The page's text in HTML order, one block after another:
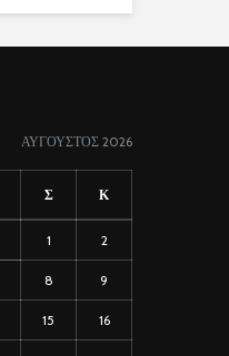
ΑΎΓΟΥΣΤΟΣ 2026
Σ Κ
1 2
8 9
15 16